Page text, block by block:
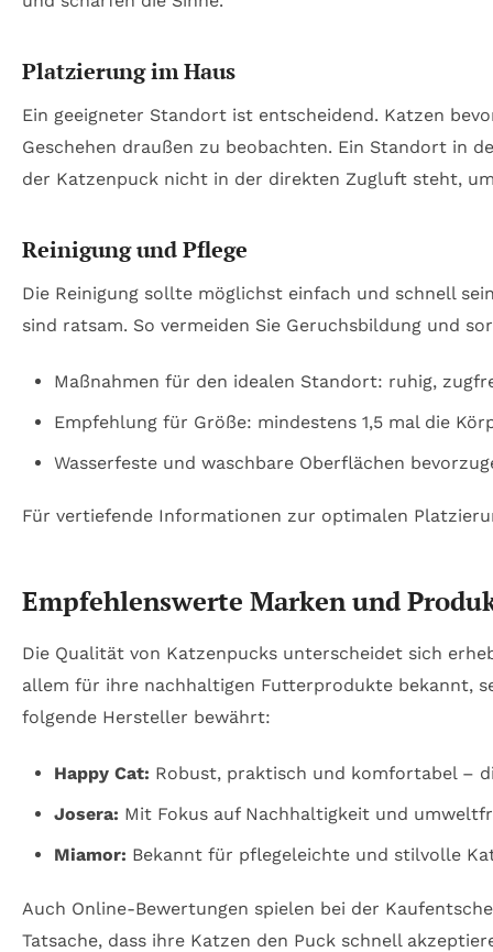
Platzierung im Haus
Ein geeigneter Standort ist entscheidend. Katzen
Geschehen draußen zu beobachten. Ein Standort in
der Katzenpuck nicht in der direkten Zugluft steht,
Reinigung und Pflege
Die Reinigung sollte möglichst einfach und schnell
sind ratsam. So vermeiden Sie Geruchsbildung und
Maßnahmen für den idealen Standort: ruhig,
Empfehlung für Größe: mindestens 1,5 mal die
Wasserfeste und waschbare Oberflächen
Für vertiefende Informationen zur optimalen
Empfehlenswerte Marken und
Die Qualität von Katzenpucks unterscheidet sich
allem für ihre nachhaltigen Futterprodukte bekannt,
folgende Hersteller bewährt:
Happy Cat: Robust, praktisch und komfortabel –
Josera: Mit Fokus auf Nachhaltigkeit und
Miamor: Bekannt für pflegeleichte und stilvolle
Auch Online-Bewertungen spielen bei der
Tatsache, dass ihre Katzen den Puck schnell